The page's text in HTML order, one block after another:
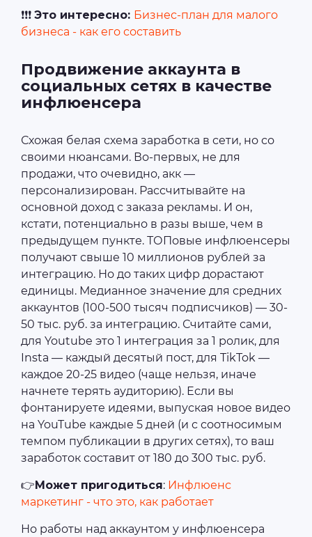
❗❗❗ Это интересно: Бизнес-план для малого
бизнеса - как его составить
Продвижение аккаунта в
социальных сетях в качестве
инфлюенсера
Схожая белая схема заработка в сети, но со
своими нюансами. Во-первых, не для
продажи, что очевидно, акк ―
персонализирован. Рассчитывайте на
основной доход с заказа рекламы. И он,
кстати, потенциально в разы выше, чем в
предыдущем пункте. ТОПовые инфлюенсеры
получают свыше 10 миллионов рублей за
интеграцию. Но до таких цифр дорастают
единицы. Медианное значение для средних
аккаунтов (100-500 тысяч подписчиков) ― 30-
50 тыс. руб. за интеграцию. Считайте сами,
для Youtube это 1 интеграция за 1 ролик, для
Insta ― каждый десятый пост, для TikTok ―
каждое 20-25 видео (чаще нельзя, иначе
начнете терять аудиторию). Если вы
фонтанируете идеями, выпуская новое видео
на YouTube каждые 5 дней (и с соотносимым
темпом публикации в других сетях), то ваш
заработок составит от 180 до 300 тыс. руб.
👉 Может пригодиться: Инфлюенс
маркетинг - что это, как работает
Но работы над аккаунтом у инфлюенсера